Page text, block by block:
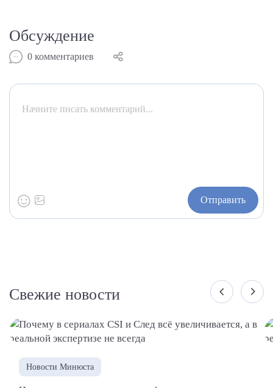
Обсуждение
0 комментариев
Отправить
Свежие новости
Новости Минюста